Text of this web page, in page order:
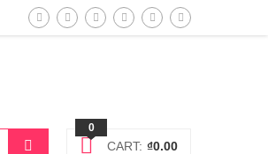
0
CART: ₫0.00